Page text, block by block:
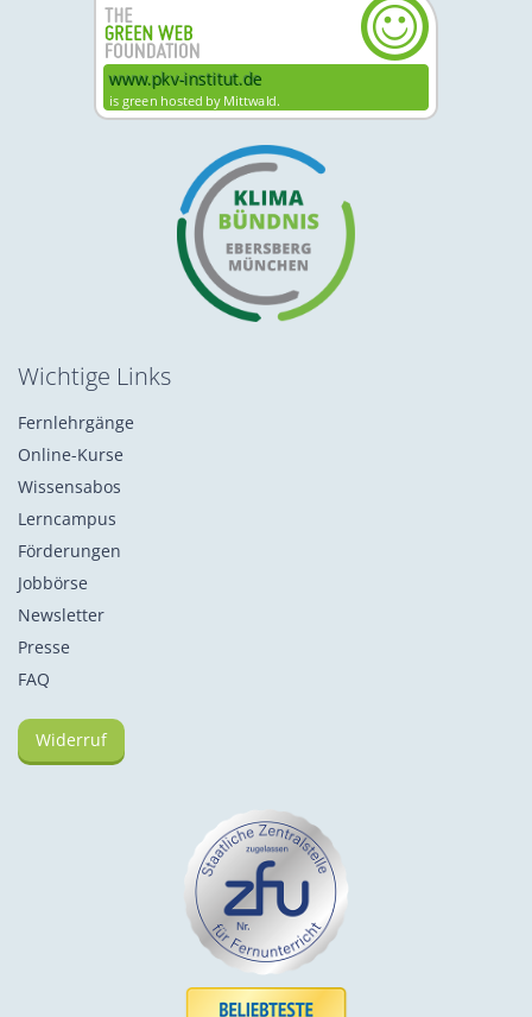
Wichtige Links
Fernlehrgänge
Online-Kurse
Wissensabos
Lerncampus
Förderungen
Jobbörse
Newsletter
Presse
FAQ
Widerruf